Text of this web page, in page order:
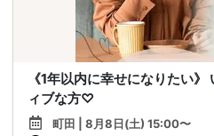
《1年以内に幸せになりたい
ィブな方♡
町田 | 8月8日(土) 15:00〜